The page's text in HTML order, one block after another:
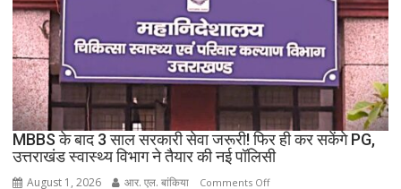
के
नाबालिग
का
दावा;
CWC
ने
जारी
किया
MBBS के बाद 3 साल सरकारी सेवा जरूरी! फिर ही कर सकेंगे PG,
उत्तराखंड स्वास्थ्य विभाग ने तैयार की नई पॉलिसी
August 1, 2026 आर. एल. बांकिया Comments Offon